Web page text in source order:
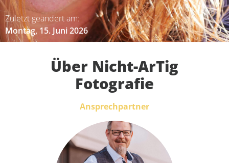
Zuletzt geändert am:
Montag, 15. Juni 2026
Über Nicht-ArTig
Fotografie
Ansprechpartner